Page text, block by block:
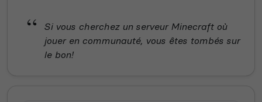
Si vous cherchez un serveur Minecraft où
jouer en communauté, vous êtes tombés sur
le bon!